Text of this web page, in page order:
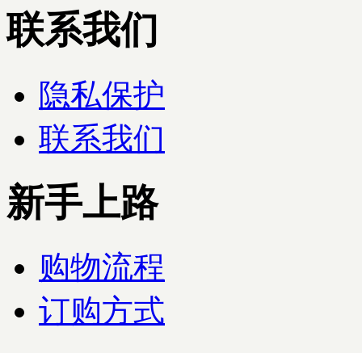
联系我们
隐私保护
联系我们
新手上路
购物流程
订购方式